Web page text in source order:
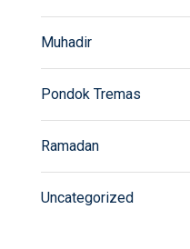
Muhadir
Pondok Tremas
Ramadan
Uncategorized